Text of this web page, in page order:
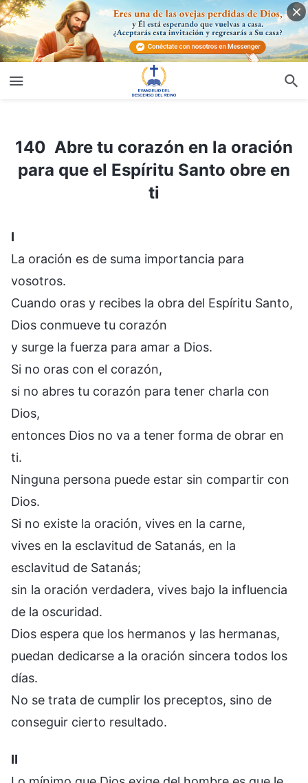
140 Abre tu corazón en la oración
para que el Espíritu Santo obre en
ti
Ⅰ
La oración es de suma importancia para
vosotros.
Cuando oras y recibes la obra del Espíritu Santo,
Dios conmueve tu corazón
y surge la fuerza para amar a Dios.
Si no oras con el corazón,
si no abres tu corazón para tener charla con
Dios,
entonces Dios no va a tener forma de obrar en
ti.
Ninguna persona puede estar sin compartir con
Dios.
Si no existe la oración, vives en la carne,
vives en la esclavitud de Satanás, en la
esclavitud de Satanás;
sin la oración verdadera, vives bajo la influencia
de la oscuridad.
Dios espera que los hermanos y las hermanas,
puedan dedicarse a la oración sincera todos los
días.
No se trata de cumplir los preceptos, sino de
conseguir cierto resultado.
Ⅱ